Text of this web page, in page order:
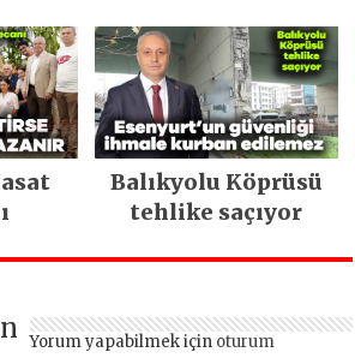
kongre heyecanı!
Balıkyolu Köprüsü
tehlike saçıyor
Yorum yapabilmek için oturum